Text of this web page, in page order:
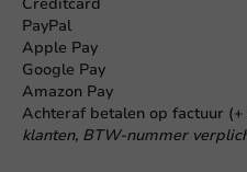
PayPal
Apple Pay
Google Pay
Amazon Pay
Achteraf betalen op factuur (+
klanten, BTW-nummer